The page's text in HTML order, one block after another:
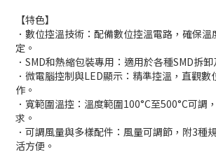
【特色】
．數位控溫技術：配備數位控溫電路，確保
定。
．SMD和熱縮包裝專用：適用於各種SMD拆
．微電腦控制與LED顯示：精準控溫，直觀
作。
．寬範圍溫控：溫度範圍100°C至500°C可調
求。
．可調風量與多樣配件：風量可調節，附3種
活方便。